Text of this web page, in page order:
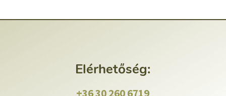
Elérhetőség:
+36 30 260 6719